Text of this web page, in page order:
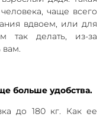
чаще всего
вдвоем, или для
так делать, из-за
вам.
больше удобства.
до 180 кг. Как ее